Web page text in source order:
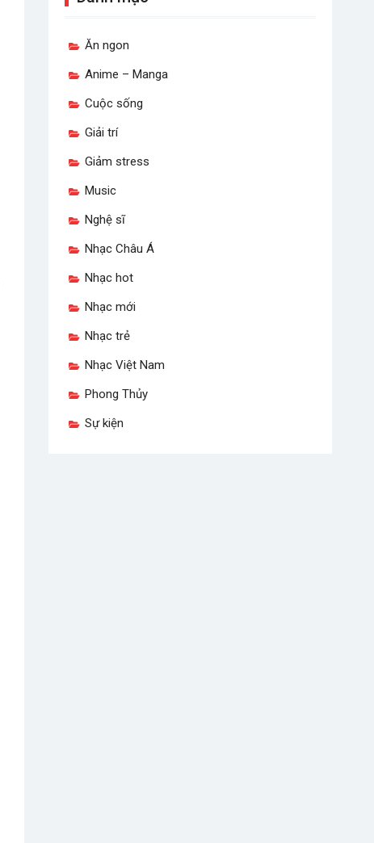
Ăn ngon
Anime – Manga
Cuộc sống
Giải trí
Giảm stress
Music
Nghệ sĩ
Nhạc Châu Á
Nhạc hot
Nhạc mới
Nhạc trẻ
Nhạc Việt Nam
Phong Thủy
Sự kiện